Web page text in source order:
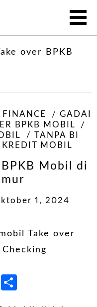
over BPKB
GADAI
BPKB MOBIL
TANPA BI
KREDIT MOBIL
Mobil di
1, 2024
WhatsApp